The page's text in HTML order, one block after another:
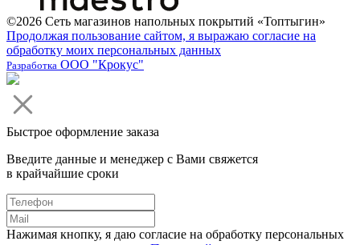
©2026 Сеть магазинов напольных покрытий «Топтыгин»
Продолжая пользование сайтом, я выражаю согласие на
обработку моих персональных данных
Разработка ООО "Крокус"
Быстрое оформление заказа
Введите данные и менеджер с Вами свяжется
в крайчайшие сроки
Нажимая кнопку, я даю согласие на обработку персональных